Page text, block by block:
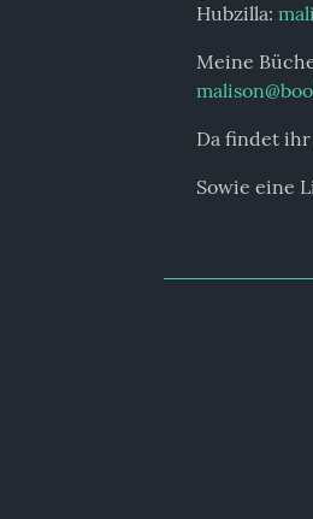
Hubzilla:
Da findet
Sowie eine